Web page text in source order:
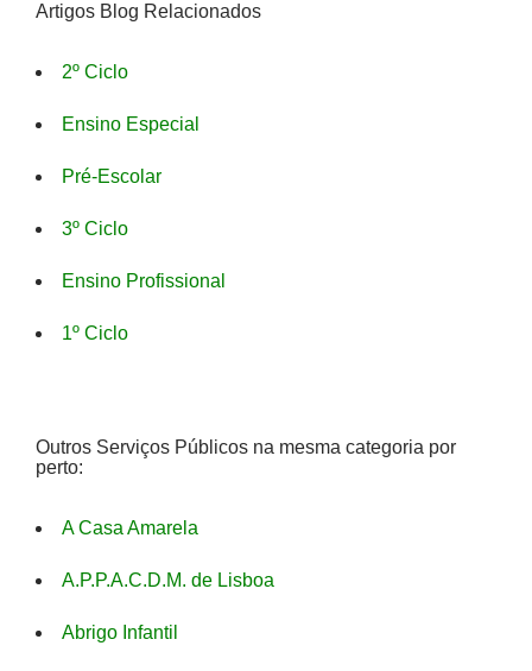
Artigos Blog Relacionados
2º Ciclo
Ensino Especial
Pré-Escolar
3º Ciclo
Ensino Profissional
1º Ciclo
Outros Serviços Públicos na mesma categoria por
perto:
A Casa Amarela
A.P.P.A.C.D.M. de Lisboa
Abrigo Infantil